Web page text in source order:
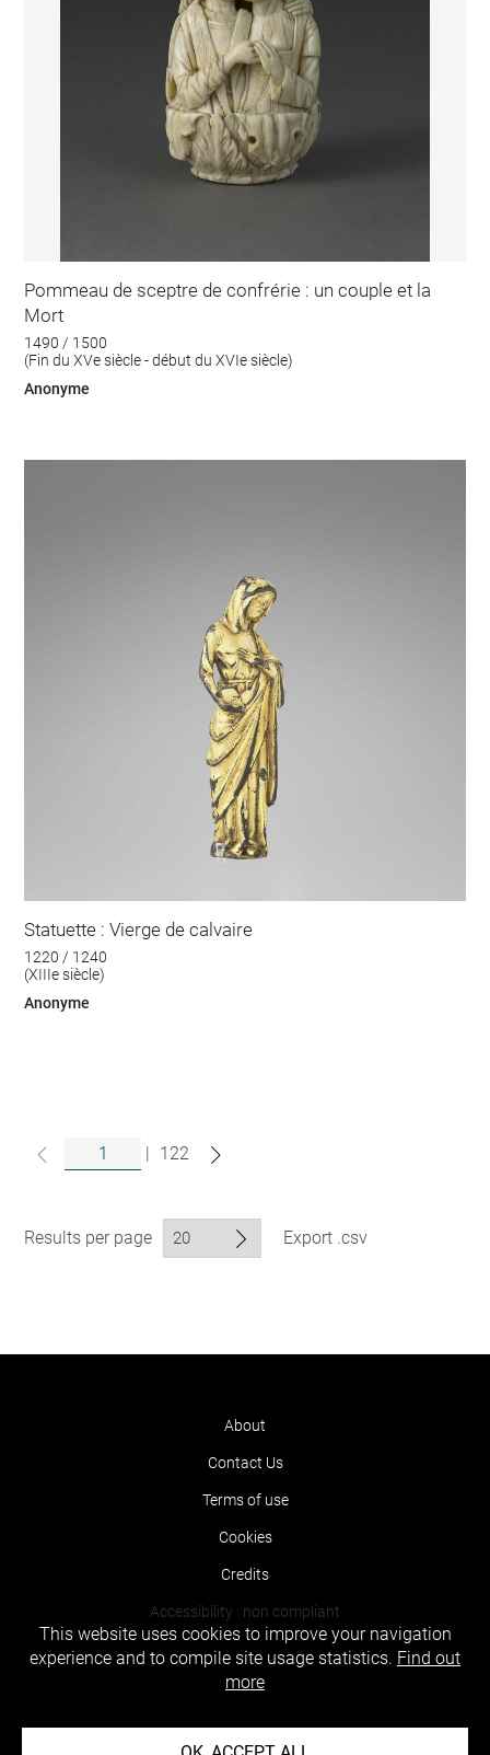
Pommeau de sceptre de confrérie : un couple et la
Mort
1490 / 1500
(Fin du XVe siècle - début du XVIe siècle)
Anonyme
Statuette : Vierge de calvaire
1220 / 1240
(XIIIe siècle)
Anonyme
| 122
Results per page Export .csv
About
Contact Us
Terms of use
Cookies
Credits
Accessibility : non compliant
This website uses cookies to improve your navigation
experience and to compile site usage statistics. Find out
more